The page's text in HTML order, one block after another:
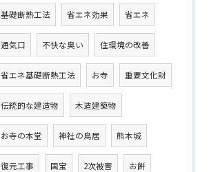
基礎断熱工法 省エネ効果 省エネ
通気口 不快な臭い 住環境の改善
省エネ基礎断熱工法 お寺 重要文化財
伝統的な建造物 木造建築物
お寺の本堂 神社の鳥居 熊本城
復元工事 国宝 2次被害 お餅